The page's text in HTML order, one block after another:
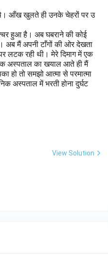
थे। आँख खुलते ही उनके चेहरों पर उ
हुआ है। अब घबराने की कोई
अब मैं अपनी टाँगों की ओर देखता
लटक रही थी। मेरे दिमाग में एक
अस्पताल का खयाल आते ही मैं
हो तो समझो आत्मा से परमात्मा
अस्पताल में भरती होना दुर्घट
View Solution